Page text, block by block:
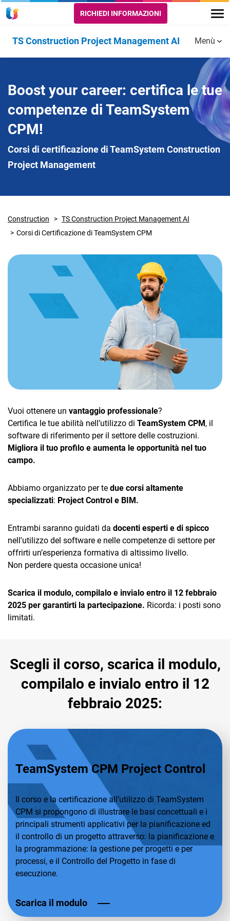
HR
Trust Services
TeamSystem Corporate
TeamSystem Store
RICHIEDI INFORMAZIONI
TS Construction Project Management AI
PROGETTAZIONE E
PREVENTIVAZIONE
Agente AI gare e KPI e
Analisi prezzi
Capitolati speciali
Pianificazione e
controllo di gestione
Preventivi impianti
PROGRAMMAZIONE
Cronoprogramma
Fabbisogni
PIATTAFORMA
Cloud
IFC Viewer
Tutte le funzionalità
Risorse utili certificazione
Menù
Boost your career: certifica le tue
competenze di TeamSystem
CPM!
Corsi di certificazione di TeamSystem Construction
Project Management
Construction
TS Construction Project Management AI
Corsi di Certificazione di TeamSystem CPM
Vuoi ottenere un vantaggio professionale?
Certifica le tue abilità nell’utilizzo di TeamSystem CPM, il
software di riferimento per il settore delle costruzioni.
Migliora il tuo profilo e aumenta le opportunità nel tuo
campo.
Abbiamo organizzato per te due corsi altamente
specializzati: Project Control e BIM.
Entrambi saranno guidati da docenti esperti e di spicco
nell'utilizzo del software e nelle competenze di settore per
offrirti un’esperienza formativa di altissimo livello.
Non perdere questa occasione unica!
Scarica il modulo, compilalo e invialo entro il 12 febbraio
2025 per garantirti la partecipazione. Ricorda: i posti sono
limitati.
Scegli il corso, scarica il modulo,
compilalo e invialo entro il 12
febbraio 2025:
TeamSystem CPM Project Control
Il corso e la certificazione all’utilizzo di TeamSystem
CPM si propongono di illustrare le basi concettuali e i
principali strumenti applicativi per la pianificazione ed
il controllo di un progetto attraverso: la pianificazione e
la programmazione: la gestione per progetti e per
processi, e il Controllo del Progetto in fase di
esecuzione.
Scarica il modulo